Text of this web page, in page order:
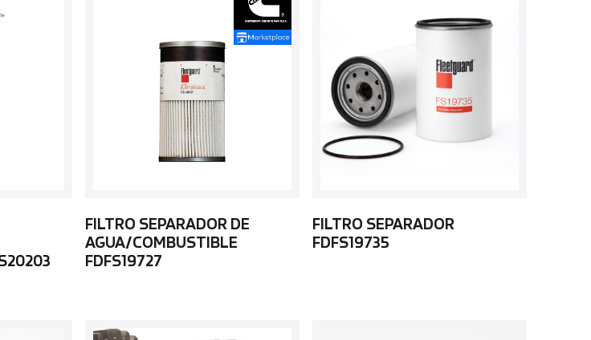
FILTRO SEPARADOR DE
AGUA/COMBUSTIBLE
FDFS19727
FILTRO SEPARADOR
FDFS19735